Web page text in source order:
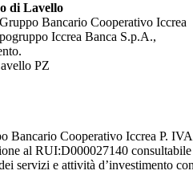
di Lavello
Bancario Cooperativo Iccrea
Iccrea Banca S.p.A.,
PZ
Bancario Cooperativo Iccrea P.
al RUI:D000027140 consultabile
servizi e attività d’investimento